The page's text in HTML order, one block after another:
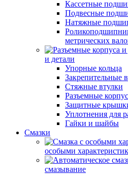
Кассетные
Подвесные
Натяжные
метрических
и детали
Упорные кольца
Закрепительные
Стяжные втулки
Разъемные
Защитные
Уплотнения для
Гайки и шайбы
Смазки
особыми
смазывание